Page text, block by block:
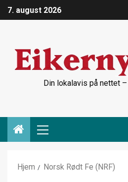
7. august 2026
Din lokalavis på nettet
Hjem Norsk Rødt Fe (NRF)